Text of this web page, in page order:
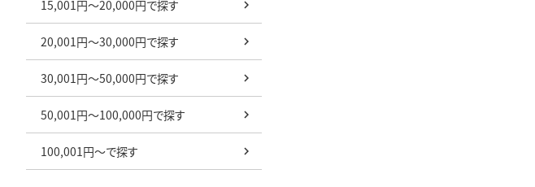
15,001円～20,000円で探す
20,001円～30,000円で探す
30,001円～50,000円で探す
50,001円～100,000円で探す
100,001円～で探す